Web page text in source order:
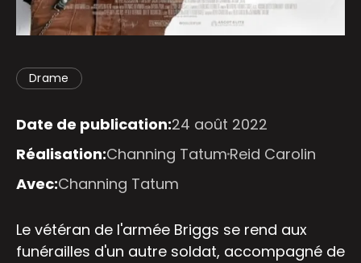
Drame
Date de publication:24 août 2022
Réalisation:Channing Tatum Reid Carolin
Avec:Channing Tatum
Le vétéran de l'armée Briggs se rend aux
funérailles d'un autre soldat, accompagné de